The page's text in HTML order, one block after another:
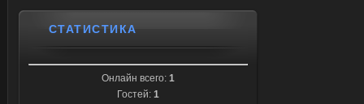
СТАТИСТИКА
Онлайн всего: 1
Гостей: 1